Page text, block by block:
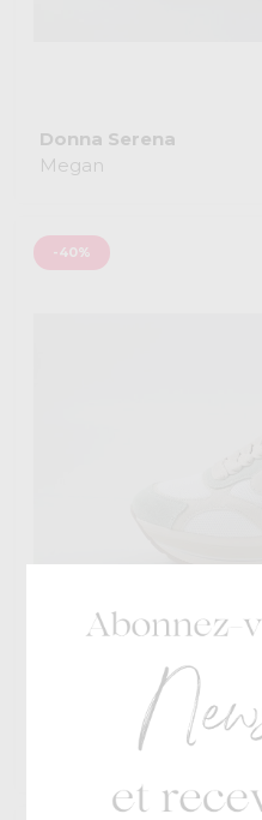
Donna Serena
Megan
-40%
Donna Serena